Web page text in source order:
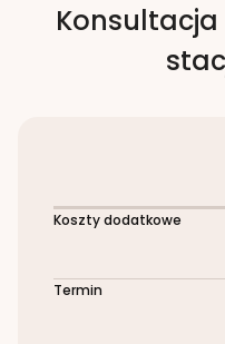
Konsultacja
Koszty dodatkowe
Termin